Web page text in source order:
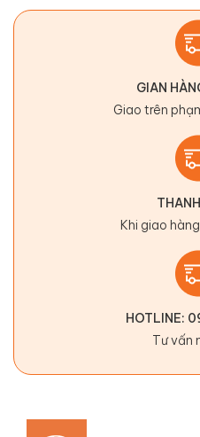
GIAN
Giao trên
Khi giao
HOTLINE:
Tư vấn